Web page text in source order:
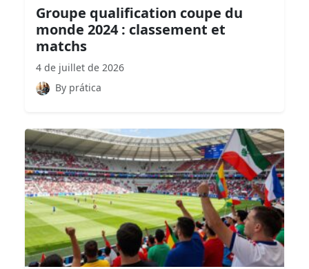
Groupe qualification coupe du
monde 2024 : classement et
matchs
4 de juillet de 2026
By prática